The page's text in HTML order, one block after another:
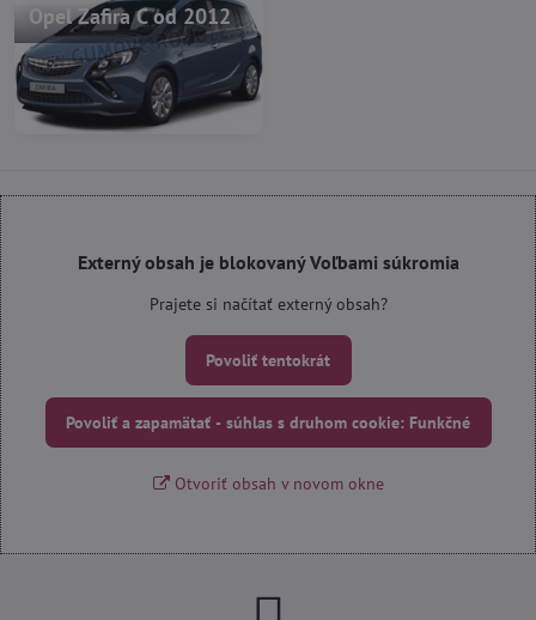
Opel Zafira C od 2012
Externý obsah je blokovaný Voľbami súkromia
Prajete si načítať externý obsah?
Povoliť tentokrát
Povoliť a zapamätať - súhlas s druhom cookie: Funkčné
Otvoriť obsah v novom okne